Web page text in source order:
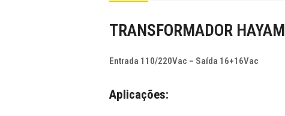
TRANSFORMADOR
Entrada 110/220Vac – Saída 16+16Vac
Aplicações: